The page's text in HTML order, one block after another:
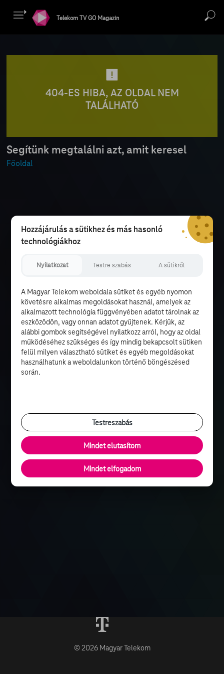
Telekom TV GO Magazin
404-ES HIBA, AZ OLDAL NEM
TALÁLHATÓ
Segítünk megtalálni azt, amit keresel
Főoldal
© 2026 Magyar Telekom
Hozzájárulás a sütikhez és más hasonló
technológiákhoz
Nyilatkozat Testre szabás A sütikről
A Magyar Telekom weboldala sütiket és egyéb nyomon
követésre alkalmas megoldásokat használ, amelyek az
alkalmazott technológia függvényében adatot tárolnak az
eszközödön, vagy onnan adatot gyűjtenek. Kérjük, az
alábbi gombok segítségével nyilatkozz arról, hogy az oldal
működéséhez szükséges és így mindig bekapcsolt sütiken
felül milyen választható sütiket és egyéb megoldásokat
használhatunk a weboldalunkon történő böngészésed
során.
Testreszabás
Mindet elutasítom
Mindet elfogadom